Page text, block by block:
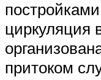
циркуляция
притоком